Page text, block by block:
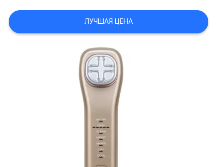
САЙТА
ПОЛИТИКА
КОНФИДЕНЦИАЛЬНОСТИ
ЛУЧШАЯ ЦЕНА